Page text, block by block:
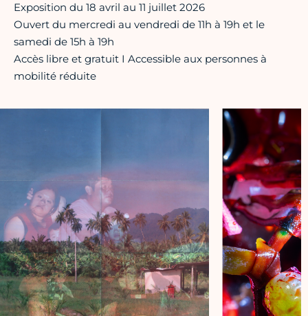
Exposition du 18 avril au 11 juillet 2026
Ouvert du mercredi au vendredi de 11h à 19h et le
samedi de 15h à 19h
Accès libre et gratuit I Accessible aux personnes à
mobilité réduite